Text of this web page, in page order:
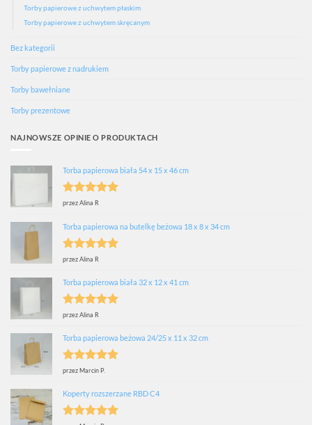
Torby papierowe z uchwytem płaskim
Torby papierowe z uchwytem skręcanym
Bez kategorii
Torby papierowe z nadrukiem
Torby bawełniane
Torby prezentowe
NAJNOWSZE OPINIE O PRODUKTACH
Torba papierowa biała 54 x 15 x 46 cm
Oceniono
przez Alina R
Torba papierowa na butelkę beżowa 18 x 8 x 34 cm
Oceniono
przez Alina R
Torba papierowa biała 32 x 12 x 41 cm
Oceniono
przez Alina R
Torba papierowa beżowa 24/25 x 11 x 32 cm
Oceniono
przez Marcin P.
Koperty rozszerzane RBD C4